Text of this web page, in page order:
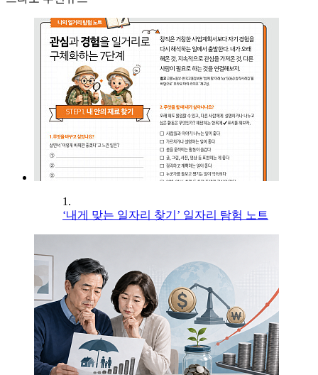
1.
‘내게 맞는 일자리 찾기’ 일자리 탐험 노트